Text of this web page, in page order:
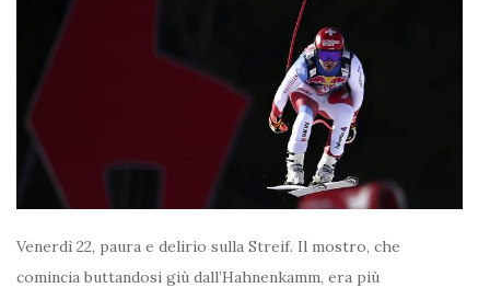
Venerdì 22, paura e delirio sulla Streif. Il mostro, che
comincia buttandosi giù dall’Hahnenkamm, era più